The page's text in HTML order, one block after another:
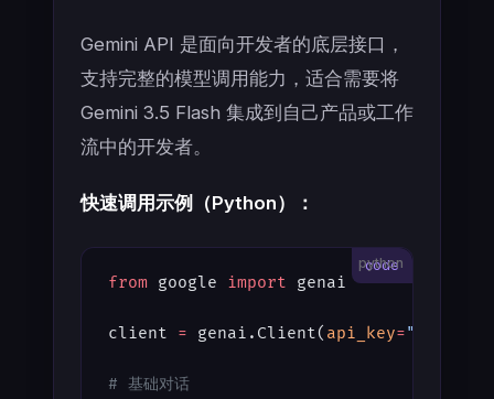
Gemini API 是面向开发者的底层接口，
支持完整的模型调用能力，适合需要将
Gemini 3.5 Flash 集成到自己产品或工作
流中的开发者。
快速调用示例（Python）：
python
from google import genai
client = genai.Client( api_key=
# 基础对话